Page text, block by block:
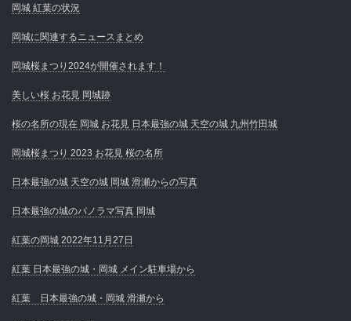
岡城 紅葉の状況
岡城に関連するニュースまとめ
岡城桜まつり2024が開催されます！
美しい桜 お花見 岡城跡
桜の名所の現在 岡城 お花見 日本最強の城 天空の城 九州竹田城
岡城桜まつり 2023 お花見 桜の名所
日本最強の城 天空の城 岡城 滑瀬からの写真
日本最強の城のパノラマ写真 岡城
紅葉の岡城 2022年11月27日
紅葉 日本最強の城・岡城 メイン駐車場から
紅葉 日本最強の城・岡城 滑瀬から